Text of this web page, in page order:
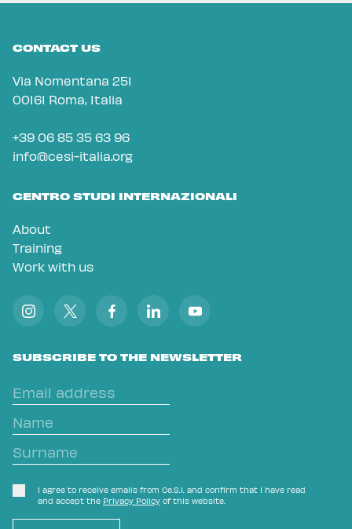
CONTACT US
Via Nomentana 251
00161 Roma, Italia
+39 06 85 35 63 96
info@cesi-italia.org
CENTRO STUDI INTERNAZIONALI
About
Training
Work with us
SUBSCRIBE TO THE NEWSLETTER
I agree to receive emails from Ce.S.I. and confirm that I have read
and accept the Privacy Policy of this website.